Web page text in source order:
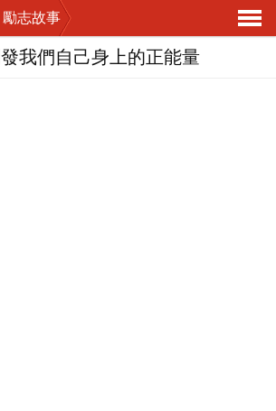
勵志故事
導
我們自己身上的正能量